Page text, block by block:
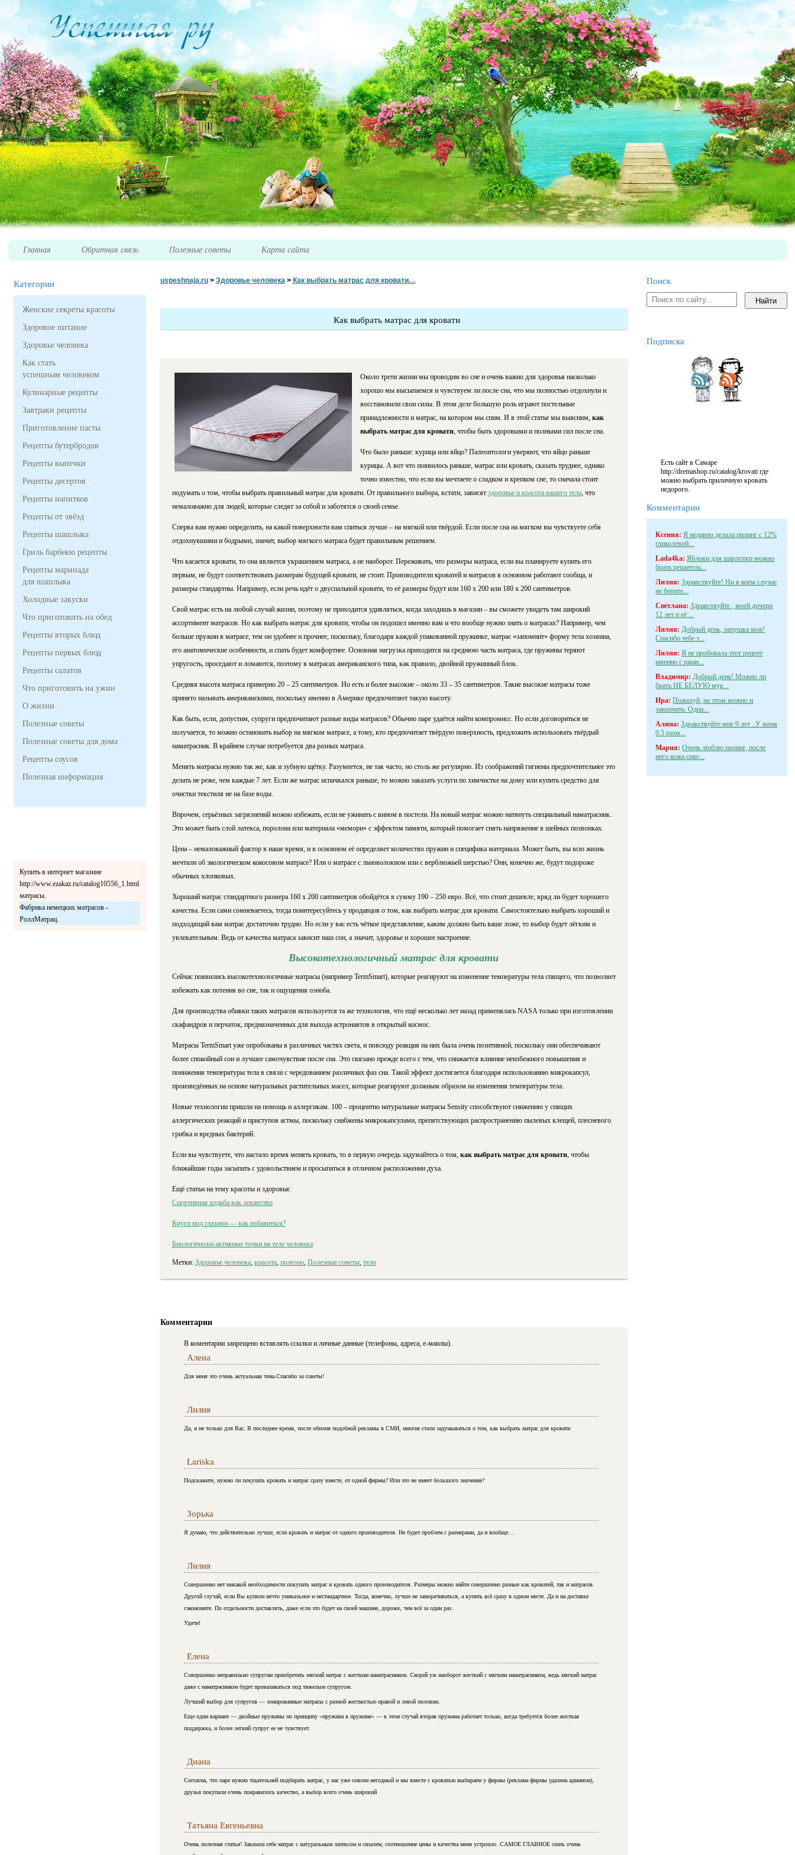
Главная Обратная связь Полезные советы Карта сайта
Категории
Женские секреты красоты
Здоровое питание
Здоровье человека
Как стать
успешным человеком
Кулинарные рецепты
Завтраки рецепты
Приготовление пасты
Рецепты бутербродов
Рецепты выпечки
Рецепты десертов
Рецепты напитков
Рецепты от звёзд
Рецепты шашлыка
Гриль барбекю рецепты
Рецепты маринада
для шашлыка
Холодные закуски
Что приготовить на обед
Рецепты вторых блюд
Рецепты первых блюд
Рецепты салатов
Что приготовить на ужин
О жизни
Полезные советы
Полезные советы для дома
Рецепты соусов
Полезная информация
Купить в интернет магазине
http://www.ezakaz.ru/catalog10556_1.html
матрасы.
Фабрика немецких матрасов -
РоллМатрац.
uspeshnaja.ru> Здоровье человека> Как выбрать матрас для кровати…
Как выбрать матрас для кровати
Около трети жизни мы проводим во сне и очень важно для здоровья насколько
хорошо мы высыпаемся и чувствуем ли после сна, что мы полностью отдохнули и
восстановили свои силы. В этом деле большую роль играют постельные
принадлежности и матрас, на котором мы спим. И в этой статье мы выясним, как
выбрать матрас для кровати, чтобы быть здоровыми и полными сил после сна.
Что было раньше: курица или яйцо? Палеонтологи уверяют, что яйцо раньше
курицы. А вот что появилось раньше, матрас или кровать, сказать труднее, однако
точно известно, что если вы мечтаете о сладком и крепком сне, то сначала стоит
подумать о том, чтобы выбрать правильный матрас для кровати. От правильного выбора, кстати, зависят здоровье и красота вашего тела, что
немаловажно для людей, которые следят за собой и заботятся о своей семье.
Сперва вам нужно определить, на какой поверхности вам спиться лучше – на мягкой или твёрдой. Если после сна на мягком вы чувствуете себя
отдохнувшими и бодрыми, значит, выбор мягкого матраса будет правильным решением.
Что касается кровати, то она является украшением матраса, а не наоборот. Переживать, что размеры матраса, если вы планируете купить его
первым, не будут соответствовать размерам будущей кровати, не стоит. Производители кроватей и матрасов в основном работают сообща, и
размеры стандартны. Например, если речь идёт о двуспальной кровати, то её размеры будут или 160 х 200 или 180 х 200 сантиметров.
Свой матрас есть на любой случай жизни, поэтому не приходится удивляться, когда заходишь в магазин – вы сможете увидеть там широкий
ассортимент матрасов. Но как выбрать матрас для кровати, чтобы он подошел именно вам и что вообще нужно знать о матрасах? Например, чем
больше пружин в матрасе, тем он удобнее и прочнее, поскольку, благодаря каждой упакованной пружинке, матрас «запомнит» форму тела хозяина,
его анатомические особенности, и спать будет комфортнее. Основная нагрузка приходится на среднюю часть матраса, где пружины теряют
упругость, проседают и ломаются, поэтому в матрасах американского типа, как правило, двойной пружинный блок.
Средняя высота матраса примерно 20 – 25 сантиметров. Но есть и более высокие – около 33 – 35 сантиметров. Такие высокие матрасы тоже
принято называть американскими, поскольку именно в Америке предпочитают такую высоту.
Как быть, если, допустим, супруги предпочитают разные виды матрасов? Обычно паре удаётся найти компромисс. Но если договориться не
получается, то можно остановить выбор на мягком матрасе, а тому, кто предпочитает твёрдую поверхность, предложить использовать твёрдый
наматрасник. В крайнем случае потребуется два разных матраса.
Менять матрасы нужно так же, как и зубную щётку. Разумеется, не так часто, но столь же регулярно. Из соображений гигиены предпочтительнее это
делать не реже, чем каждые 7 лет. Если же матрас испачкался раньше, то можно заказать услуги по химчистке на дому или купить средство для
очистки текстиля не на базе воды.
Впрочем, серьёзных загрязнений можно избежать, если не ужинать с вином в постели. На новый матрас можно натянуть специальный наматрасник.
Это может быть слой латекса, поролона или материала «мемори» с эффектом памяти, который помогает снять напряжение в шейных позвонках.
Цена – немаловажный фактор в наше время, и в основном её определяет количество пружин и специфика материала. Может быть, вы всю жизнь
мечтали об экологическом кокосовом матрасе? Или о матрасе с льноволокном или с верблюжьей шерстью? Они, конечно же, будут подороже
обычных хлопковых.
Хороший матрас стандартного размера 160 х 200 сантиметров обойдётся в сумму 190 – 250 евро. Всё, что стоит дешевле, вряд ли будет хорошего
качества. Если сами сомневаетесь, тогда поинтересуйтесь у продавцов о том, как выбрать матрас для кровати. Самостоятельно выбрать хороший и
подходящий вам матрас достаточно трудно. Но если у вас есть чёткое представление, каким должно быть ваше ложе, то выбор будет лёгким и
увлекательным. Ведь от качества матраса зависит наш сон, а значит, здоровье и хорошее настроение.
Высокотехнологичный матрас для кровати
Сейчас появились высокотехнологичные матрасы (например TermSmart), которые реагируют на изменение температуры тела спящего, что позволяет
избежать как потения во сне, так и ощущения озноба.
Для производства обивки таких матрасов используется та же технология, что ещё несколько лет назад применялась NASA только при изготовлении
скафандров и перчаток, предназначенных для выхода астронавтов в открытый космос.
Матрасы TermSmart уже опробованы в различных частях света, и повсюду реакция на них была очень позитивной, поскольку они обеспечивают
более спокойный сон и лучшее самочувствие после сна. Это связано прежде всего с тем, что снижается влияние неизбежного повышения и
понижения температуры тела в связи с чередованием различных фаз сна. Такой эффект достигается благодаря использованию микрокапсул,
произведённых на основе натуральных растительных масел, которые реагируют должным образом на изменения температуры тела.
Новые технологии пришли на помощь и аллергикам. 100 – процентно натуральные матрасы Sensity способствуют снижению у спящих
аллергических реакций и приступов астмы, поскольку снабжены микрокапсулами, препятствующих распространению пылевых клещей, плесневого
грибка и вредных бактерий.
Если вы чувствуете, что настало время менять кровать, то в первую очередь задумайтесь о том, как выбрать матрас для кровати, чтобы
ближайшие годы засыпать с удовольствием и просыпаться в отличном расположении духа.
Ещё статьи на тему красоты и здоровья:
Спортивная ходьба как лекарство
Круги под глазами — как избавиться?
Биологически активные точки на теле человека
Метки: Здоровье человека, красота, полезно, Полезные советы, тело
Комментарии
В коментарии запрещено вставлять ссылки и личные данные (телефоны, адреса, е-маилы).
Алена
Для меня это очень актуальная тема.Спасибо за советы!
Лилия
Да, и не только для Вас. В последнее время, после обилия подобной рекламы в СМИ, многие стали задумываться о том, как выбрать матрас для кровати
Lariska
Подскажите, нужно ли покупать кровать и матрас сразу вместе, от одной фирмы? Или это не имеет большого значения?
Зорька
Я думаю, что действительно лучше, если кровать и матрас от одного производителя. Не будет проблем с размерами, да и вообще…
Лилия
Совершенно нет никакой необходимости покупать матрас и кровать одного производителя. Размеры можно найти совершенно разные как кроватей, так и матрасов.
Другой случай, если Вы купили нечто уникальное и нестандартное. Тогда, конечно, лучше не заморачиваться, а купить всё сразу в одном месте. Да и на доставке
сэкономите. По отдельности доставлять, даже если это будет на своей машине, дороже, чем всё за один раз.
Удачи!
Елена
Совершенно неправильно супругам приобретать мягкий матрас с жестким наматрасником. Скорей уж наоборот жесткий с мягким наматрасником, ведь мягкий матрас
даже с наматрасником будет проваливаться под тяжелым супругом.
Лучший выбор для супругов — зонированные матрасы с разной жесткостью правой и левой половин.
Еще один вариант — двойные пружины по принципу «пружина в пружине» — в этом случай вторая пружина работает только, когда требуется более жесткая
поддержка, и более легкий супруг ее не чувствует.
Диана
Согласна, что паре нужно тщательней подбирать матрас, у нас уже совсем негодный и мы вместе с кроватью выбираем у фирмы (реклама фирмы удалена админом),
друзья покупали очень понравилось качество, а выбор всего очень широкий
Татьяна Евгеньевна
Очень полезная статья! Заказала себе матрас с натуральным латексом и сизалем, соотношение цены и качества меня устроило. САМОЕ ГЛАВНОЕ спать очень
Поиск
Подписка
Есть сайт в Самаре
http://dremashop.ru/catalog/krovati где
можно выбрать приличную кровать
недорого.
Комментарии
Ксения: Я недавно делала пилинг с 12%
гликолевой...
Lada4ka: Яблоки для шарлотки можно
брать решитель...
Лилия: Здравствуйте! Ни в коем случае
не берите...
Светлана: Здравствуйте , моей дочери
12 лет и её ...
Лилия: Добрый день, лапушка моя!
Спасибо тебе з...
Лилия: Я не пробовала этот рецепт
именно с ржан...
Владимир: Добрый день! Можно ли
брать НЕ БЕЛУЮ мук...
Ира: Пожалуй, на этом можно и
закончить. Одна...
Алина: Здравствуйте мне 9 лет ..У меня
0.5 разм...
Мария: Очень люблю пилинг, после
него кожа сияе...